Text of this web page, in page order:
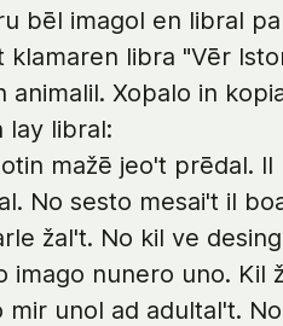
bēl imagol en libral
klamaren libra "Vēr
animalil. Xoþalo in
lay libral:
mažē jeo't prēdal.
No sesto mesai't il
žal't. No kil ve
imago nunero uno. Kil
unol ad adultal't.